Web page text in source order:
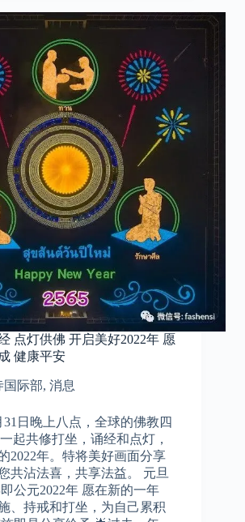
点灯供佛 开启美好2022年 愿
健康平安
国际部, 消息
晚上八点，全球的佛教四
起共修打坐，诵经和点灯，
2022年。特将美好画面分享
共沾法喜，共享法益。 元旦
公元2022年 愿在新的一年
、持戒和打坐，为自己累积